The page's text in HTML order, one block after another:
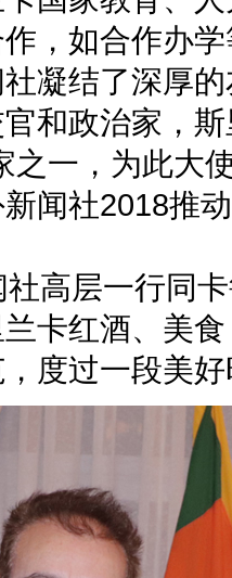
，如合作办
凝结了深厚
和政治家，
之一，为此大
闻社2018推
高层一行同
卡红酒、美
，度过一段美